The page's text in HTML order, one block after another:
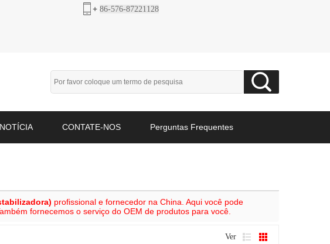
+ 86-576-87221128
NOTÍCIA CONTATE-NOS Perguntas Frequentes
profissional e fornecedor na China. Aqui você pode
fornecemos o serviço do OEM de produtos para você.
Ver